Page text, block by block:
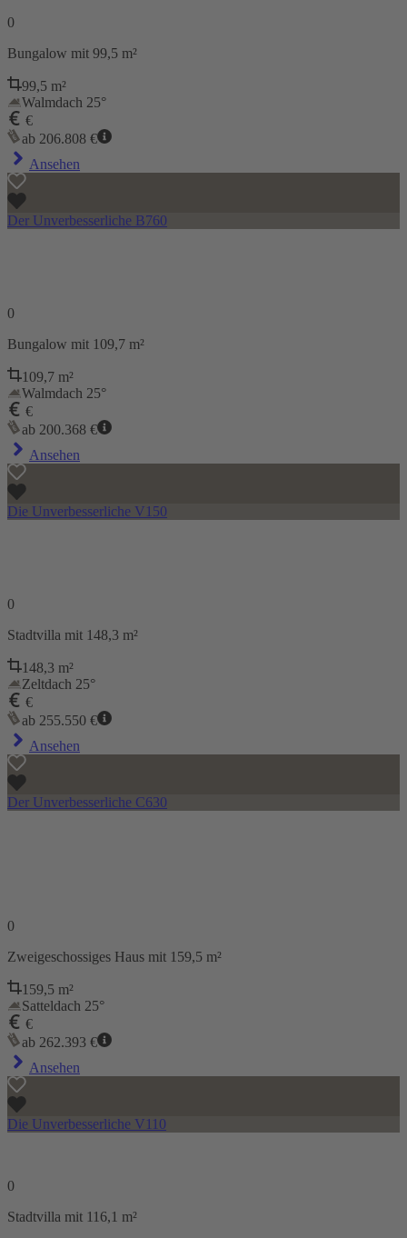
0
Bungalow mit 99,5 m²
99,5 m²
Walmdach 25°
€
ab 206.808 €
Ansehen
Der Unverbesserliche B760
0
Bungalow mit 109,7 m²
109,7 m²
Walmdach 25°
€
ab 200.368 €
Ansehen
Die Unverbesserliche V150
0
Stadtvilla mit 148,3 m²
148,3 m²
Zeltdach 25°
€
ab 255.550 €
Ansehen
Der Unverbesserliche C630
0
Zweigeschossiges Haus mit 159,5 m²
159,5 m²
Satteldach 25°
€
ab 262.393 €
Ansehen
Die Unverbesserliche V110
0
Stadtvilla mit 116,1 m²